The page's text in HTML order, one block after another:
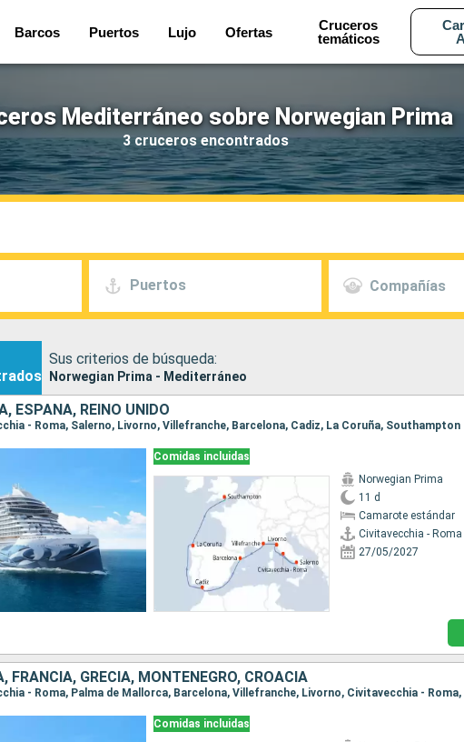
Barcos Puertos Lujo Ofertas
Cruceros
temáticos
Mediterráneo sobre Norwegian Prima
3 cruceros encontrados
Puertos Compañías
Sus criterios de búsqueda:
Norwegian Prima - Mediterráneo
ESPAÑA, REINO UNIDO
- Roma, Salerno, Livorno, Villefranche, Barcelona, Cadiz, La Coruña, Southampton
Comidas incluidas
Norwegian Prima
11 d
Camarote estándar
Civitavecchia - Roma
27/05/2027
FRANCIA, GRECIA, MONTENEGRO, CROACIA
Comidas incluidas